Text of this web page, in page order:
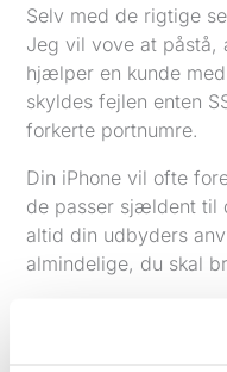
Selv med de rigtige
Jeg vil vove at
hjælper en kunde med
skyldes fejlen enten
forkerte portnumre.
Din iPhone vil ofte
de passer sjældent til
altid din udbyders
almindelige, du skal
SSL krypterer